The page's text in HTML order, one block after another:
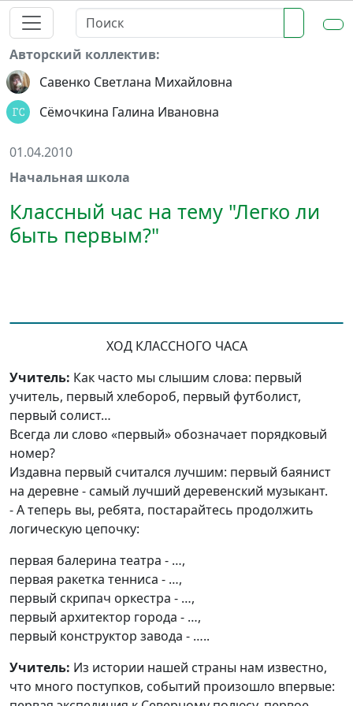
Авторский коллектив:
Савенко Светлана Михайловна
Сёмочкина Галина Ивановна
01.04.2010
Начальная школа
Классный час на тему "Легко ли
быть первым?"
ХОД КЛАССНОГО ЧАСА
Учитель: Как часто мы слышим слова: первый
учитель, первый хлебороб, первый футболист,
первый солист…
Всегда ли слово «первый» обозначает порядковый
номер?
Издавна первый считался лучшим: первый баянист
на деревне - самый лучший деревенский музыкант.
- А теперь вы, ребята, постарайтесь продолжить
логическую цепочку:
первая балерина театра - …,
первая ракетка тенниса - …,
первый скрипач оркестра - …,
первый архитектор города - …,
первый конструктор завода - …..
Учитель: Из истории нашей страны нам известно,
что много поступков, событий произошло впервые: